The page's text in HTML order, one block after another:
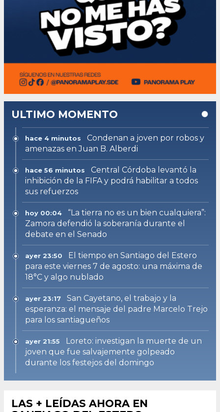
ULTIMO MOMENTO
hace 4 minutos
Condenan a joven por robos y
amenazas en Juan B. Alberdi
hace 56 minutos
Central Córdoba levantó la
inhibición de la FIFA y podrá habilitar a todos
sus refuerzos
hoy 00:04
“La tierra no es un bien cualquiera”:
Zamora defendió la soberanía durante el
debate en el Senado
ayer 23:50
El tiempo en Santiago del Estero
para este viernes 7 de agosto: una máxima de
18°C y algo nublado
ayer 23:17
San Cayetano, el trabajo y la
esperanza: el mensaje del padre Marcelo Trejo
para los santiagueños
ayer 21:55
Loreto: investigan la muerte de un
joven que fue salvajemente golpeado
durante los festejos del domingo
LAS + LEÍDAS AHORA EN